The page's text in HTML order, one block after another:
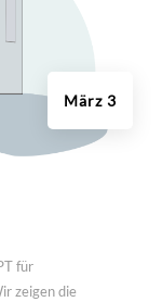
März 3
für
zeigen die